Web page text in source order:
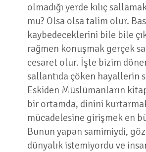
olmadığı yerde kılıç
mu? Olsa olsa talim olur.
kaybedeceklerini bile bile
rağmen konuşmak gerçek
cesaret olur. İşte bizim
sallantıda çöken hayallerin
Eskiden Müslümanların
bir ortamda, dinini
mücadelesine girişmek en
Bunun yapan samimiydi,
dünyalık istemiyordu ve